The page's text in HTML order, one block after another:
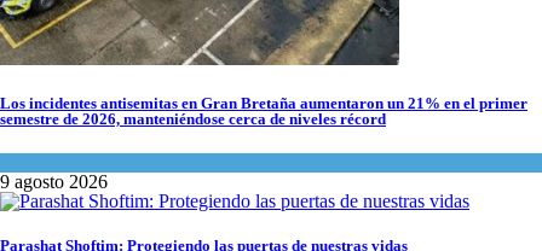
Los incidentes antisemitas en Gran Bretaña aumentaron un 21% en el primer
semestre de 2026, manteniéndose cerca de niveles récord
9 agosto 2026
Parashat Shoftim: Protegiendo las puertas de nuestras vidas